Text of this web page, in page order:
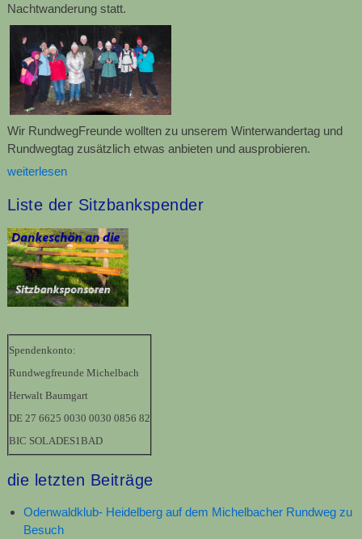
Nachtwanderung statt.
Wir RundwegFreunde wollten zu unserem Winterwandertag und
Rundwegtag zusätzlich etwas anbieten und ausprobieren.
weiterlesen
Liste der Sitzbankspender
Spendenkonto:
Rundwegfreunde Michelbach
Herwalt Baumgart
DE 27 6625 0030 0030 0856 82
BIC SOLADES1BAD
die letzten Beiträge
Odenwaldklub- Heidelberg auf dem Michelbacher Rundweg zu
Besuch